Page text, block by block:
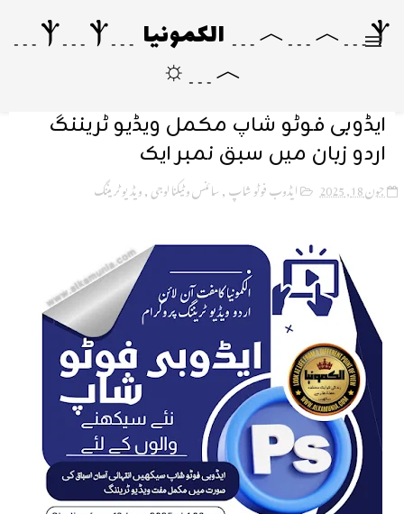
Ⲯ﹍︿﹍︿﹍ الکمونیا ﹍Ⲯ﹍Ⲯ﹍
︿﹍☼
ایڈوبی فوٹو شاپ مکمل ویڈیو ٹریننگ
اردو زبان میں سبق نمبر ایک
جون 18, 2025 ایڈوب فوٹو شاپ,سائنس و ٹیکنالوجی,ویڈیو ٹریننگ